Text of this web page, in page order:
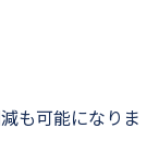
も可能になりま